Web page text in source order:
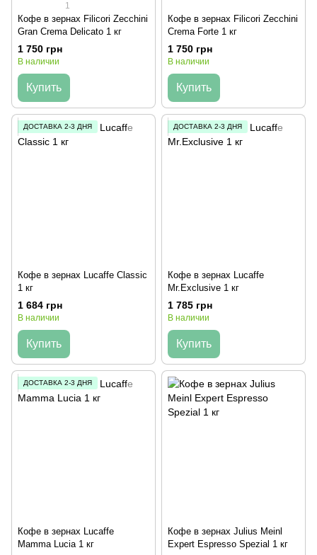
1
Кофе в зернах Filicori Zecchini
Gran Crema Delicato 1 кг
1 750 грн
В наличии
Купить
Кофе в зернах Filicori Zecchini
Crema Forte 1 кг
1 750 грн
В наличии
Купить
ДОСТАВКА 2-3 ДНЯ
Кофе в зернах Lucaffe Classic
1 кг
1 684 грн
В наличии
Купить
ДОСТАВКА 2-3 ДНЯ
Кофе в зернах Lucaffe
Mr.Exclusive 1 кг
1 785 грн
В наличии
Купить
ДОСТАВКА 2-3 ДНЯ
Кофе в зернах Lucaffe
Mamma Lucia 1 кг
Кофе в зернах Julius Meinl
Expert Espresso Spezial 1 кг